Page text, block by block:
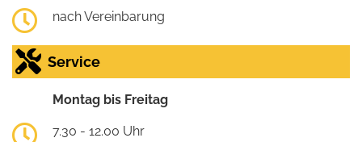
nach Vereinbarung
Service
Montag bis Freitag
7.30 - 12.00 Uhr